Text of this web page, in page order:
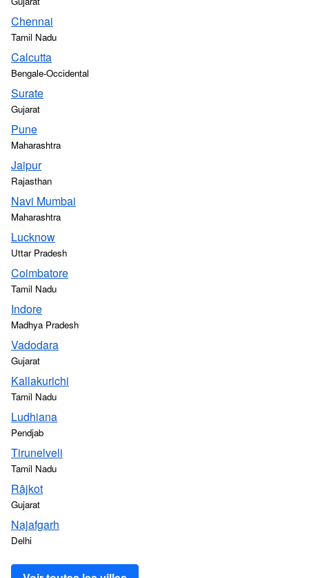
Chennai
Tamil Nadu
Calcutta
Bengale-Occidental
Surate
Gujarat
Pune
Maharashtra
Jaipur
Rajasthan
Navi Mumbai
Maharashtra
Lucknow
Uttar Pradesh
Coimbatore
Tamil Nadu
Indore
Madhya Pradesh
Vadodara
Gujarat
Kallakurichi
Tamil Nadu
Ludhiana
Pendjab
Tirunelveli
Tamil Nadu
Rājkot
Gujarat
Najafgarh
Delhi